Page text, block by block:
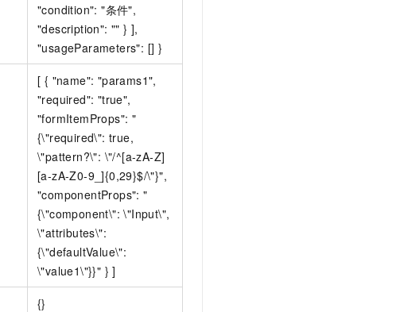
"condition": "条件",
"description": "" } ],
"usageParameters": [] }
[ { "name": "params1",
"required": "true",
"formItemProps": "
{\"required\": true,
\"pattern?\": \"/^[a-zA-Z]
[a-zA-Z0-9_]{0,29}$/\"}",
"componentProps": "
{\"component\": \"Input\",
\"attributes\":
{\"defaultValue\":
\"value1\"}}" } ]
{}